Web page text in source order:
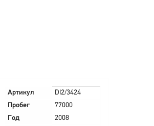
Артикул
DI2/3424
Пробег
77000
Год
2008